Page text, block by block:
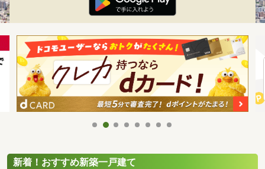
新着！おすすめ新築一戸建て